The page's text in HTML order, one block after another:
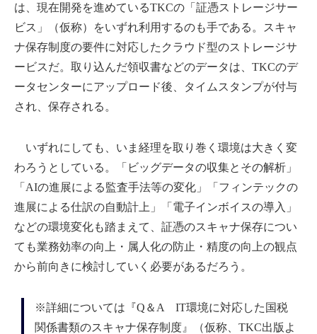
は、現在開発を進めているTKCの「証憑ストレージサー
ビス」（仮称）をいずれ利用するのも手である。スキャ
ナ保存制度の要件に対応したクラウド型のストレージサ
ービスだ。取り込んだ領収書などのデータは、TKCのデ
ータセンターにアップロード後、タイムスタンプが付与
され、保存される。
いずれにしても、いま経理を取り巻く環境は大きく変
わろうとしている。「ビッグデータの収集とその解析」
「AIの進展による監査手法等の変化」「フィンテックの
進展による仕訳の自動計上」「電子インボイスの導入」
などの環境変化も踏まえて、証憑のスキャナ保存につい
ても業務効率の向上・属人化の防止・精度の向上の観点
から前向きに検討していく必要があるだろう。
※詳細については『Q＆A IT環境に対応した国税
関係書類のスキャナ保存制度』（仮称、TKC出版よ